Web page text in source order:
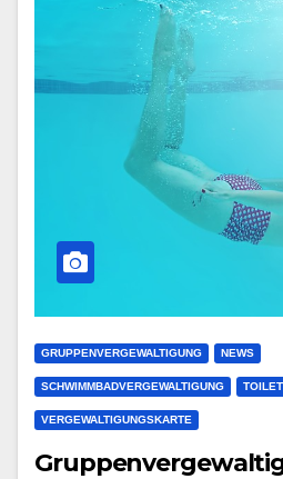
GRUPPENVERGEWALTIGUNG NEWS
SCHWIMMBADVERGEWALTIGUNG
VERGEWALTIGUNGSKARTE